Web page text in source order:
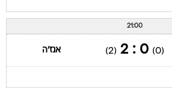
21:00
(0)
0 : 2
(2) אנז'ה